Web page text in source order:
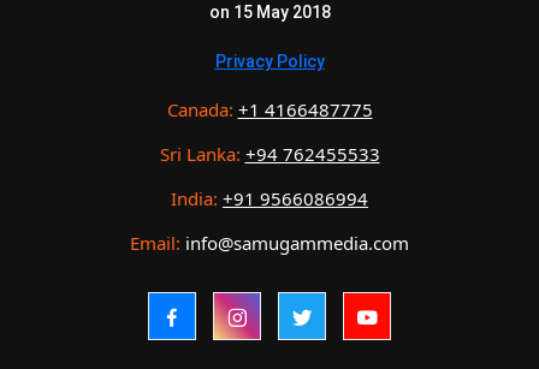
on 15 May 2018
Privacy Policy
Canada: +1 4166487775
Sri Lanka: +94 762455533
India: +91 9566086994
Email: info@samugammedia.com